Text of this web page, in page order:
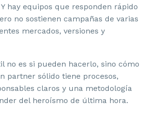
hay equipos que responden rápido
no sostienen campañas de varias
mercados, versiones y
no es si pueden hacerlo, sino cómo
partner sólido tiene procesos,
claros y una metodología
del heroísmo de última hora.